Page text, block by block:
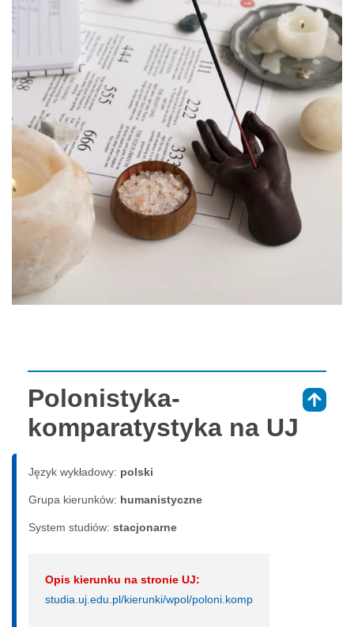
Polonistyka-
komparatystyka na UJ
Język wykładowy: polski
Grupa kierunków: humanistyczne
System studiów: sta­cjo­nar­ne
Opis kierunku na stronie UJ:
studia.uj.edu.pl/kierunki/wpol/poloni.komp